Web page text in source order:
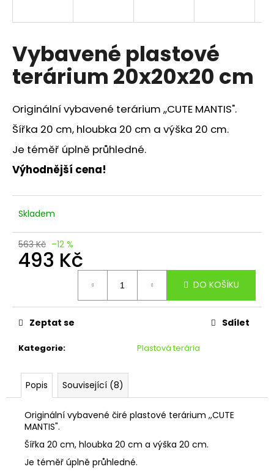
Vybavené plastové
terárium 20x20x20 cm
Originální vybavené terárium ,,CUTE MANTIS".
Šířka 20 cm, hloubka 20 cm a výška 20 cm.
Je téměř úplně průhledné.
Výhodnější cena!
Skladem
563 Kč –12 %
493 Kč
DO KOŠÍKU
Kategorie: Plastová terária
Zeptat se Sdílet
Popis Související (8)
Originální vybavené čiré plastové terárium ,,CUTE
MANTIS".
Šířka 20 cm, hloubka 20 cm a výška 20 cm.
Je téměř úplně průhledné.
í
t
?
D
o
p
o
u
j
e
m
e
STŘEDNÍ
MOUCHY
Kč